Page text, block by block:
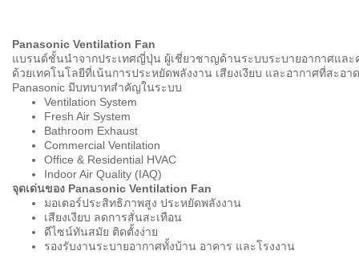
Panasonic Ventilation Fan
แบรนด์ชั้นนำจากประเทศญี่ปุ่น ผู้เชี่ยวชาญด้านระบบระบายอากาศและ
ด้วยเทคโนโลยีที่เน้นการประหยัดพลังงาน เสียงเงียบ และอากาศที่สะอ
Panasonic มีบทบาทสำคัญในระบบ
Ventilation System
Fresh Air System
Bathroom Exhaust
Commercial Ventilation
Office & Residential HVAC
Indoor Air Quality (IAQ)
จุดเด่นของ Panasonic Ventilation Fan
มอเตอร์ประสิทธิภาพสูง ประหยัดพลังงาน
เสียงเงียบ ลดการสั่นสะเทือน
ดีไซน์ทันสมัย ติดตั้งง่าย
รองรับงานระบายอากาศทั้งบ้าน อาคาร และโรงงาน